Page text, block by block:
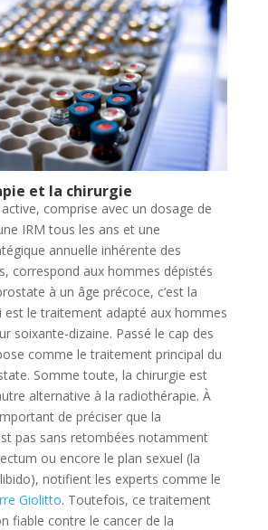
et la chirurgie
comprise avec un dosage de
IRM tous les ans et une
annuelle inhérente des
correspond aux hommes dépistés
à un âge précoce, c’est la
est le traitement adapté aux hommes
soixante-dizaine. Passé le cap des
comme le traitement principal du
Somme toute, la chirurgie est
alternative à la radiothérapie. À
de préciser que la
pas sans retombées notamment
ou encore le plan sexuel (la
notifient les experts comme le
Giolitto. Toutefois, ce traitement
fiable contre le cancer de la